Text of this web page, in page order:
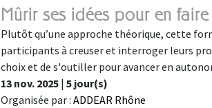
Mûrir ses idées pour en
Plutôt qu’une approche théorique, cette
participants à creuser et interroger leurs
choix et de s'outiller pour avancer en
13 nov. 2025 | 5 jour(s)
Organisée par : ADDEAR Rhône